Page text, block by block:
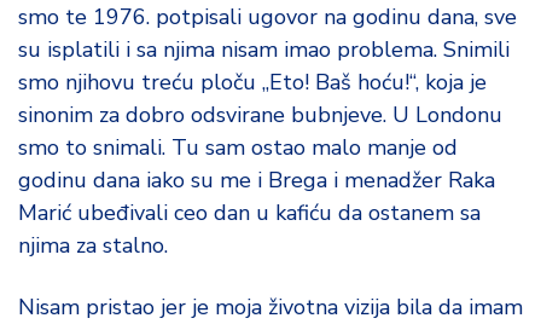
smo te 1976. potpisali ugovor na godinu dana, sve
su isplatili i sa njima nisam imao problema. Snimili
smo njihovu treću ploču „Eto! Baš hoću!“, koja je
sinonim za dobro odsvirane bubnjeve. U Londonu
smo to snimali. Tu sam ostao malo manje od
godinu dana iako su me i Brega i menadžer Raka
Marić ubeđivali ceo dan u kafiću da ostanem sa
njima za stalno.
Nisam pristao jer je moja životna vizija bila da imam